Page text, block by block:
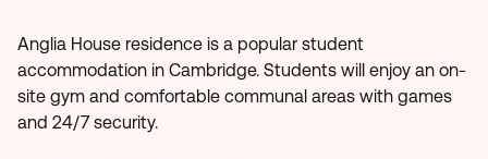
Anglia House residence is a popular student
accommodation in Cambridge. Students will enjoy an on-
site gym and comfortable communal areas with games
and 24/7 security.